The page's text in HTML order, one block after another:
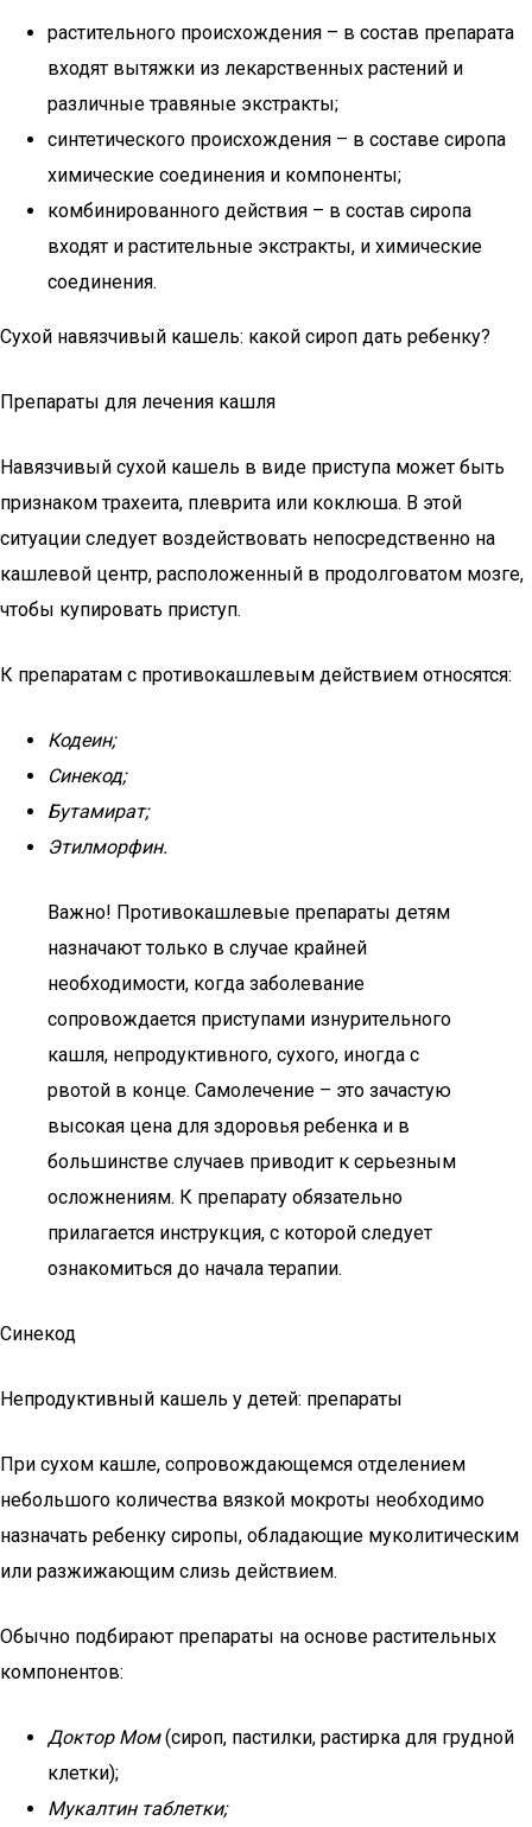
растительного происхождения – в состав препарата
входят вытяжки из лекарственных растений и
различные травяные экстракты;
синтетического происхождения – в составе сиропа
химические соединения и компоненты;
комбинированного действия – в состав сиропа
входят и растительные экстракты, и химические
соединения.
Сухой навязчивый кашель: какой сироп дать ребенку?
Препараты для лечения кашля
Навязчивый сухой кашель в виде приступа может быть
признаком трахеита, плеврита или коклюша. В этой
ситуации следует воздействовать непосредственно на
кашлевой центр, расположенный в продолговатом мозге,
чтобы купировать приступ.
К препаратам с противокашлевым действием относятся:
Кодеин;
Синекод;
Бутамират;
Этилморфин.
Важно! Противокашлевые препараты детям
назначают только в случае крайней
необходимости, когда заболевание
сопровождается приступами изнурительного
кашля, непродуктивного, сухого, иногда с
рвотой в конце. Самолечение – это зачастую
высокая цена для здоровья ребенка и в
большинстве случаев приводит к серьезным
осложнениям. К препарату обязательно
прилагается инструкция, с которой следует
ознакомиться до начала терапии.
Синекод
Непродуктивный кашель у детей: препараты
При сухом кашле, сопровождающемся отделением
небольшого количества вязкой мокроты необходимо
назначать ребенку сиропы, обладающие муколитическим
или разжижающим слизь действием.
Обычно подбирают препараты на основе растительных
компонентов:
Доктор Мом(сироп, пастилки, растирка для грудной
клетки);
Мукалтин таблетки;